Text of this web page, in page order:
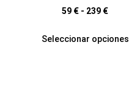
59 € - 239 €
Seleccionar opciones